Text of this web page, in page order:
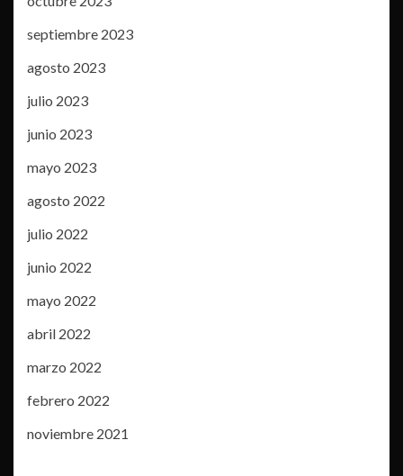
septiembre 2023
agosto 2023
julio 2023
junio 2023
mayo 2023
agosto 2022
julio 2022
junio 2022
mayo 2022
abril 2022
marzo 2022
febrero 2022
noviembre 2021